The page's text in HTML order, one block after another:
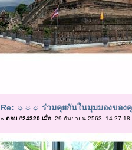
Re: ☼☼☼ ร่วมคุยกันในมุมมองของ
« ตอบ #24320 เมื่อ:29 กันยายน 2563, 14:27:18